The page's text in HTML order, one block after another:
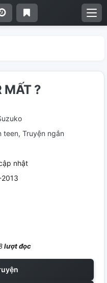
MẤT ?
teen Truyện ngắn
nhật
lượt đọc